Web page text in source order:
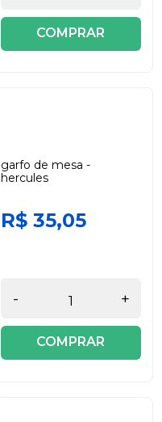
COMPRAR
garfo de mesa -
hercules
R$ 35,05
- +
COMPRAR